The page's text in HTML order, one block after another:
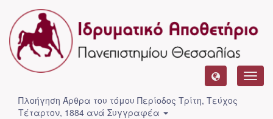
Πλοήγηση Άρθρα του τόμου Περίοδος Τρίτη, Τεύχος
Τέταρτον, 1884 ανά Συγγραφέα